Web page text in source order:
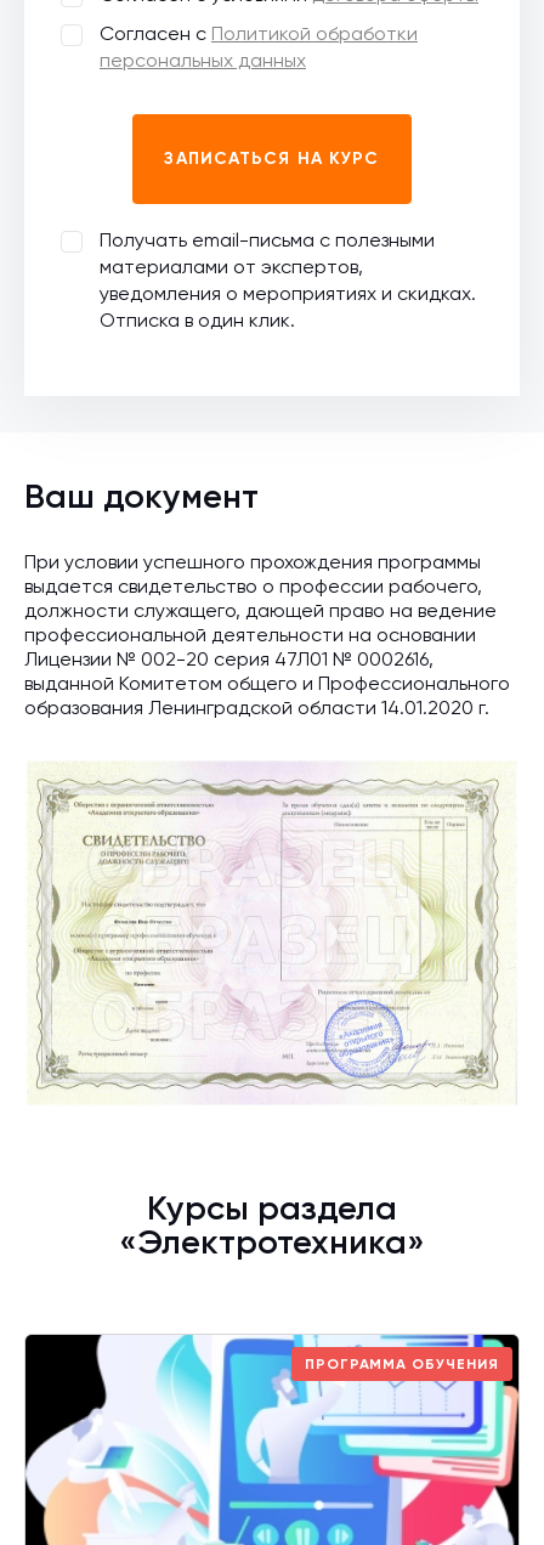
Согласен с
Политикой обработки
персональных данных
ЗАПИСАТЬСЯ НА КУРС
Получать email-письма с полезными
материалами от экспертов,
уведомления о мероприятиях и скидках.
Отписка в один клик.
Ваш документ
При условии успешного прохождения программы
выдается свидетельство о профессии рабочего,
должности служащего, дающей право на ведение
профессиональной деятельности на основании
Лицензии № 002-20 серия 47Л01 № 0002616,
выданной Комитетом общего и Профессионального
образования Ленинградской области 14.01.2020 г.
Курсы раздела
«Электротехника»
ПРОГРАММА ОБУЧЕНИЯ